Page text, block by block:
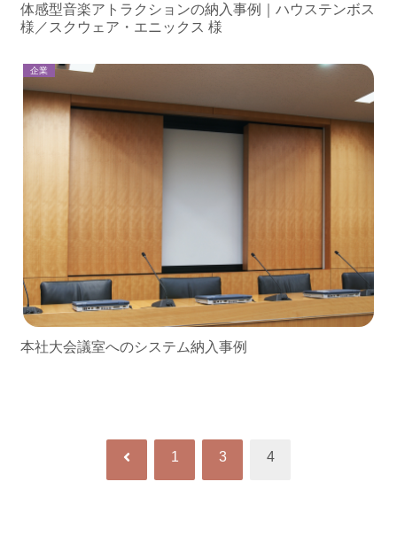
体感型音楽アトラクションの納入事例｜ハウステンボス
様／スクウェア・エニックス 様
企業
本社大会議室へのシステム納入事例
前 1 3 4